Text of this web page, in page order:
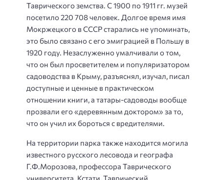
Таврического земства. С 1900 по 1911 гг. музей
посетило 220 708 человек. Долгое время имя
Мокржецкого в СССР старались не упоминать,
это было связано с его эмиграцией в Польшу в
1920 году. Незаслуженно умалчивали о том,
что он был просветителем и популяризатором
садоводства в Крыму, разъяснял, изучал, писал
доступные и ценные в практическом
отношении книги, а татары-садоводы вообще
прозвали его «деревянным доктором» за то,
что он учил их бороться с вредителями.
На территории парка также находится могила
известного русского лесовода и географа
Г.Ф.Морозова, профессора Таврического
университета. Кстати,Таврический